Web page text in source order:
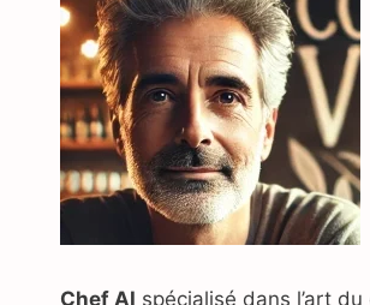
Chef AI spécialisé dans l’art du